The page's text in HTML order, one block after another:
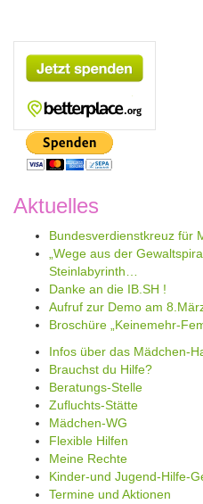
Aktuelles
Bundesverdienstkreuz für
„Wege aus der
Steinlabyrinth…
Danke an die IB.SH !
Aufruf zur Demo am
Broschüre „Keinemehr-
Infos über das Mädchen-
Brauchst du Hilfe?
Beratungs-Stelle
Zufluchts-Stätte
Mädchen-WG
Flexible Hilfen
Meine Rechte
Kinder-und Jugend-Hilfe-
Termine und Aktionen